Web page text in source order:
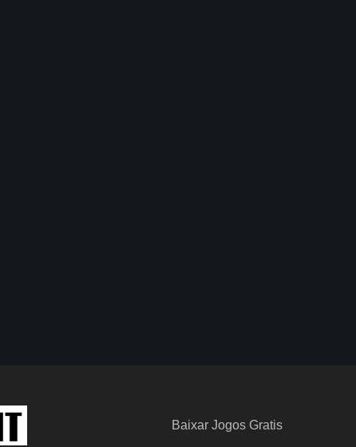
Baixar Jogos Gratis